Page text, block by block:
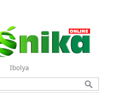
Ibolya